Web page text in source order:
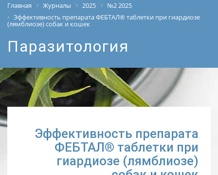
Главная Журналы 2025
№2 2025
Эффективность препарата ФЕБТАЛ® таблетки при гиардиозе
(лямблиозе) собак и кошек
Паразитология
Эффективность препарата
ФЕБТАЛ® таблетки при
гиардиозе (лямблиозе)